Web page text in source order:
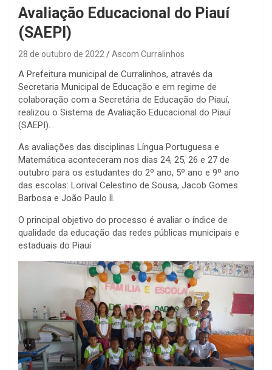
Avaliação Educacional do Piauí
(SAEPI)
28 de outubro de 2022 Ascom Curralinhos
A Prefeitura municipal de Curralinhos, através da
Secretaria Municipal de Educação e em regime de
colaboração com a Secretária de Educação do Piauí,
realizou o Sistema de Avaliação Educacional do Piauí
(SAEPI).
As avaliações das disciplinas Língua Portuguesa e
Matemática aconteceram nos dias 24, 25, 26 e 27 de
outubro para os estudantes do 2º ano, 5º ano e 9º ano
das escolas: Lorival Celestino de Sousa, Jacob Gomes
Barbosa e João Paulo ll.
O principal objetivo do processo é avaliar o índice de
qualidade da educação das redes públicas municipais e
estaduais do Piauí